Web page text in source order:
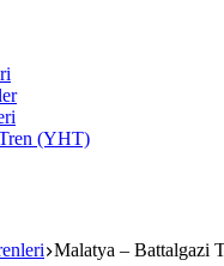
(YHT)
Malatya – Battalgazi